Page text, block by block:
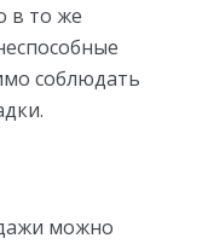
в то же
соблюдать
можно